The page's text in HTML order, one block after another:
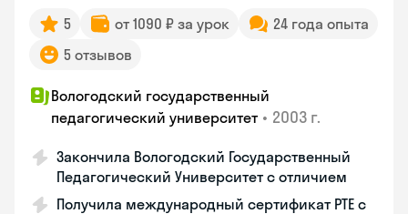
5 от 1090 ₽ за урок
24 года опыта
5 отзывов
Вологодский государственный
педагогический университет • 2003 г.
Закончила Вологодский Государственный
Педагогический Университет с отличием
Получила международный сертификат PTE с